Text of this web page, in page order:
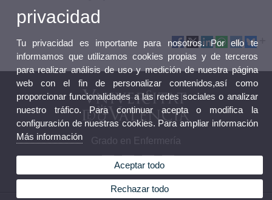
Grado en Enfermería
privacidad
Tu privacidad es importante para nosotros. Por ello te
informamos que utilizamos cookies propias y de terceros
para realizar análisis de uso y medición de nuestra página
web con el fin de personalizar contenidos,así como
proporcionar funcionalidades a las redes sociales o analizar
nuestro tráfico. Para continuar acepta o modifica la
configuración de nuestras cookies. Para ampliar información
Más información
Aceptar todo
Rechazar todo